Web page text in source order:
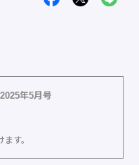
年5月号
す。